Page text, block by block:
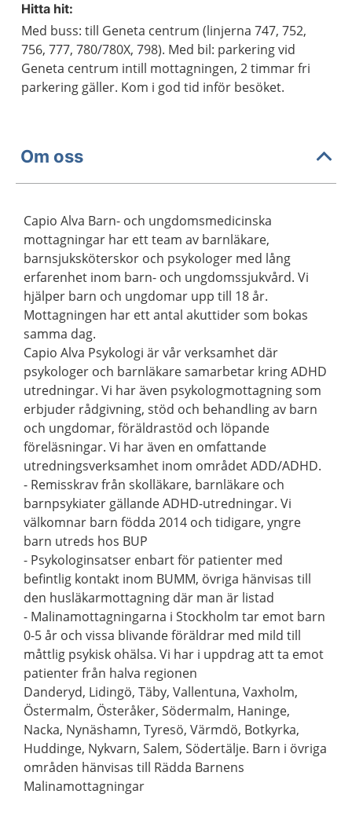
Hitta hit:
Med buss: till Geneta centrum (linjerna 747, 752,
756, 777, 780/780X, 798). Med bil: parkering vid
Geneta centrum intill mottagningen, 2 timmar fri
parkering gäller. Kom i god tid inför besöket.
Om oss
Capio Alva Barn- och ungdomsmedicinska
mottagningar har ett team av barnläkare,
barnsjuksköterskor och psykologer med lång
erfarenhet inom barn- och ungdomssjukvård. Vi
hjälper barn och ungdomar upp till 18 år.
Mottagningen har ett antal akuttider som bokas
samma dag.
Capio Alva Psykologi är vår verksamhet där
psykologer och barnläkare samarbetar kring ADHD
utredningar. Vi har även psykologmottagning som
erbjuder rådgivning, stöd och behandling av barn
och ungdomar, föräldrastöd och löpande
föreläsningar. Vi har även en omfattande
utredningsverksamhet inom området ADD/ADHD.
- Remisskrav från skolläkare, barnläkare och
barnpsykiater gällande ADHD-utredningar. Vi
välkomnar barn födda 2014 och tidigare, yngre
barn utreds hos BUP
- Psykologinsatser enbart för patienter med
befintlig kontakt inom BUMM, övriga hänvisas till
den husläkarmottagning där man är listad
- Malinamottagningarna i Stockholm tar emot barn
0-5 år och vissa blivande föräldrar med mild till
måttlig psykisk ohälsa. Vi har i uppdrag att ta emot
patienter från halva regionen
Danderyd, Lidingö, Täby, Vallentuna, Vaxholm,
Östermalm, Österåker, Södermalm, Haninge,
Nacka, Nynäshamn, Tyresö, Värmdö, Botkyrka,
Huddinge, Nykvarn, Salem, Södertälje. Barn i övriga
områden hänvisas till Rädda Barnens
Malinamottagningar